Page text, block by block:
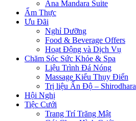
Ana Mandara Suite
Ẩm Thực
Ưu Đãi
Nghỉ Dưỡng
Food & Beverage Offers
Hoạt Động và Dịch Vụ
Chăm Sóc Sức Khỏe & Spa
Liệu Trình Đá Nóng
Massage Kiểu Thụy Điển
Trị liệu Ấn Độ – Shirodhara
Hội Nghị
Tiệc Cưới
Trang Trí Trăng Mật